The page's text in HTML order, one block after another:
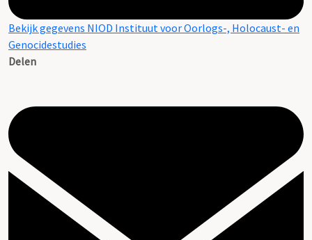
Bekijk gegevens NIOD Instituut voor Oorlogs-, Holocaust- en
Genocidestudies
Delen